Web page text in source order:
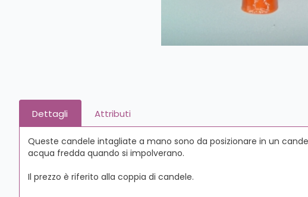
Dettagli Attributi
Queste candele intagliate a mano sono da posizionare in un
acqua fredda quando si impolverano.
Il prezzo è riferito alla coppia di candele.